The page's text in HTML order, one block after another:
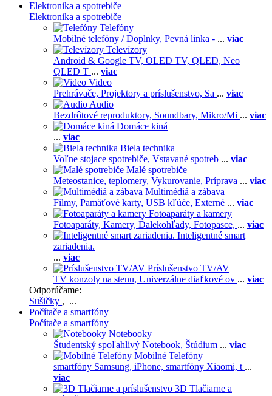
Elektronika a spotrebiče
Elektronika a spotrebiče
Telefóny
Mobilné telefóny / Doplnky, Pevná linka - ... viac
Televízory
Android & Google TV, OLED TV, QLED, Neo
QLED T ... viac
Video
Prehrávače, Projektory a príslušenstvo, Sa ... viac
Audio
Bezdrôtové reproduktory, Soundbary, Mikro/Mi ... viac
Domáce kiná
... viac
Biela technika
Voľne stojace spotrebiče, Vstavané spotreb ... viac
Malé spotrebiče
Meteostanice, teplomery, Vykurovanie, Príprava ... viac
Multimédiá a zábava
Filmy, Pamäťové karty, USB kľúče, Externé ... viac
Fotoaparáty a kamery
Fotoaparáty, Kamery, Ďalekohľady, Fotopasce, ... viac
Inteligentné smart
zariadenia.
... viac
Príslušenstvo TV/AV
TV konzoly na stenu, Univerzálne diaľkové ov ... viac
Odporúčame:
Sušičky , ...
Počítače a smartfóny
Počítače a smartfóny
Notebooky
Študentský spoľahlivý Notebook, Štúdium ... viac
Mobilné Telefóny
smartfóny Samsung, iPhone, smartfóny Xiaomi, t ...
viac
3D Tlačiarne a